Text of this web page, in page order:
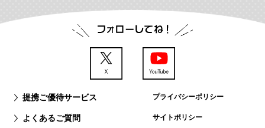
提携ご優待サービス
よくあるご質問
プライバシーポリシー
サイトポリシー